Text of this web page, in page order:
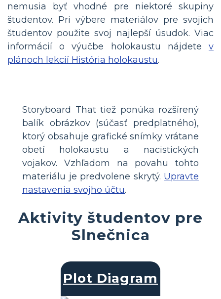
nemusia byť vhodné pre niektoré skupiny
študentov. Pri výbere materiálov pre svojich
študentov použite svoj najlepší úsudok. Viac
informácií o výučbe holokaustu nájdete v
plánoch lekcií História holokaustu.
Storyboard That tiež ponúka rozšírený
balík obrázkov (súčasť predplatného),
ktorý obsahuje grafické snímky vrátane
obetí holokaustu a nacistických
vojakov. Vzhľadom na povahu tohto
materiálu je predvolene skrytý. Upravte
nastavenia svojho účtu.
Aktivity študentov pre
Slnečnica
Plot Diagram